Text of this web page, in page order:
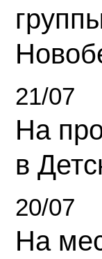
21/07
На
в
20/07
На